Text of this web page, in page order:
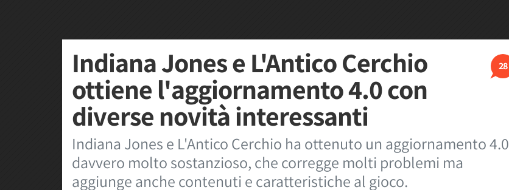
28
Indiana Jones e L'Antico Cerchio
ottiene l'aggiornamento 4.0 con
diverse novità interessanti
Indiana Jones e L'Antico Cerchio ha ottenuto un aggiornamento 4.0
davvero molto sostanzioso, che corregge molti problemi ma
aggiunge anche contenuti e caratteristiche al gioco.